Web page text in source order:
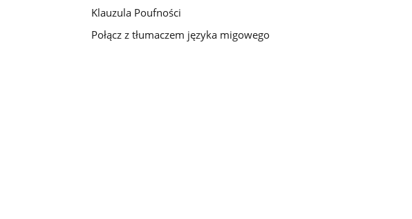
Klauzula Poufności
Połącz z tłumaczem języka migowego